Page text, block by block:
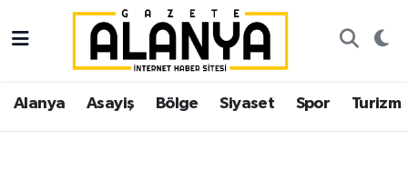
Alanya Asayiş Bölge Siyaset Spor Turizm
Alanya
Asayiş
İstanbul Nöbetçi Eczaneler
İstanbul Hava Durumu